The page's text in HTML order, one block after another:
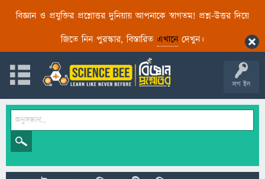
বিজ্ঞান ও প্রযুক্তির প্রশ্নোত্তর দুনিয়ায় আপনাকে স্বাগতম! প্রশ্ন-উত্তর দিয়ে
জিতে নিন পুরস্কার, বিস্তারিত এখানেদেখুন।
লগ ইন